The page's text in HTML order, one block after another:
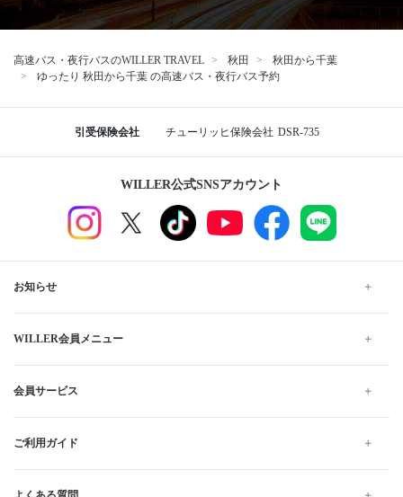
高速バス・夜行バスのWILLER TRAVEL 秋田
秋田から千葉
ゆったり 秋田から千葉 の高速バス・夜行バス予約
引受保険会社 チューリッヒ保険会社 DSR-735
WILLER公式SNSアカウント
お知らせ
WILLER会員メニュー
会員サービス
ご利用ガイド